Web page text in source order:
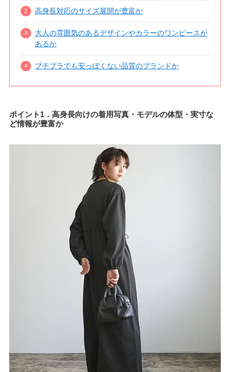
高身長対応のサイズ展開が豊富か
大人の雰囲気のあるデザインやカラーのワンピースが
あるか
プチプラでも安っぽくない品質のブランドか
ポイント1．高身長向けの着用写真・モデルの体型・実寸な
ど情報が豊富か